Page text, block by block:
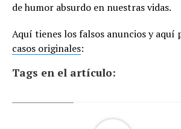
de humor absurdo en nuestras vidas.
Aquí tienes los falsos anuncios y aquí
casos originales:
Tags en el artículo: